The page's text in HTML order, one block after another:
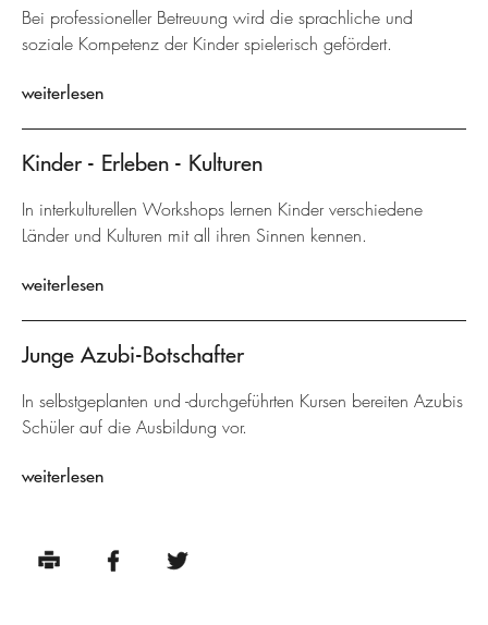
Bei professioneller Betreuung wird die sprachliche und
soziale Kompetenz der Kinder spielerisch gefördert.
weiterlesen
Kinder - Erleben - Kulturen
In interkulturellen Workshops lernen Kinder verschiedene
Länder und Kulturen mit all ihren Sinnen kennen.
weiterlesen
Junge Azubi-Botschafter
In selbstgeplanten und -durchgeführten Kursen bereiten Azubis
Schüler auf die Ausbildung vor.
weiterlesen